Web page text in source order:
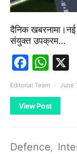
दैनिक
संयुक्त उपक्रम…
Editorial Team June
View Post
Defence